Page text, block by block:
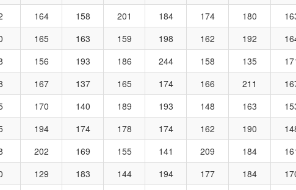
164 158 201 184 174 180
165 163 159 198 162 192
156 193 186 244 158 135
167 137 165 174 166 211
170 140 189 193 148 163
194 174 178 174 162 190
202 169 155 141 209 184
129 183 144 194 177 184